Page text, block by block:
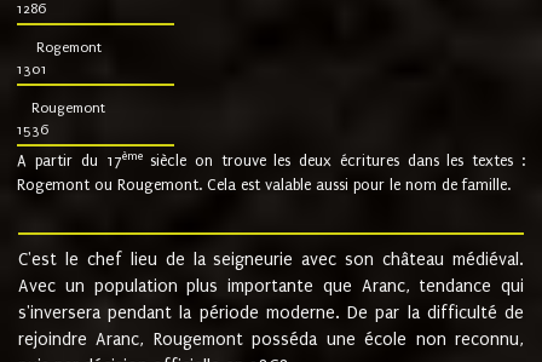
1286
Rogemont
1301
Rougemont
1536
A partir du 17ème siècle on trouve les deux écritures dans les textes :
Rogemont ou Rougemont. Cela est valable aussi pour le nom de famille.
C'est le chef lieu de la seigneurie avec son château médiéval.
Avec un population plus importante que Aranc, tendance qui
s'inversera pendant la période moderne. De par la difficulté de
rejoindre Aranc, Rougemont posséda une école non reconnu,